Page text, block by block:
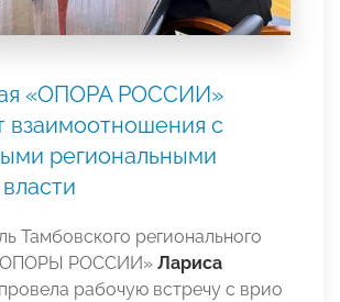
«ОПОРА РОССИИ»
взаимоотношения с
региональными
Тамбовского регионального
РОССИИ» Лариса
провела рабочую встречу с врио